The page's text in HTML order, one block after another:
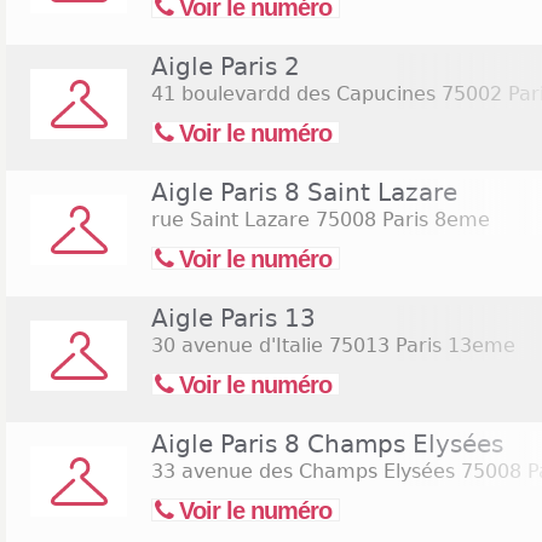
Voir le numéro
Aigle Paris 2
41 boulevardd des Capucines 75002
Voir le numéro
Aigle Paris 8 Saint Lazare
rue Saint Lazare 75008 Paris 8eme
Voir le numéro
Aigle Paris 13
30 avenue d'Italie 75013 Paris 13eme
Voir le numéro
Aigle Paris 8 Champs Elysées
33 avenue des Champs Elysées 75008
Voir le numéro